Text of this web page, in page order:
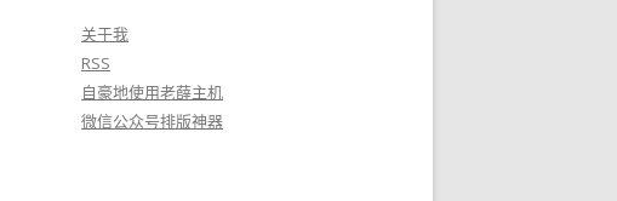
关于我
RSS
自豪地使用老薛主机
微信公众号排版神器